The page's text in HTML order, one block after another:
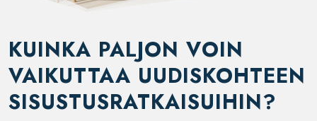
KUINKA PALJON VOIN
VAIKUTTAA UUDISKOHTEEN
SISUSTUSRATKAISUIHIN?